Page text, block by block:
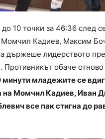
10 точки за 46:36 след
Момчил Кадиев, Максим
държеше лидерството
Противникът обаче
младежите се
Момчил Кадиев, Иван
все пак стигна до